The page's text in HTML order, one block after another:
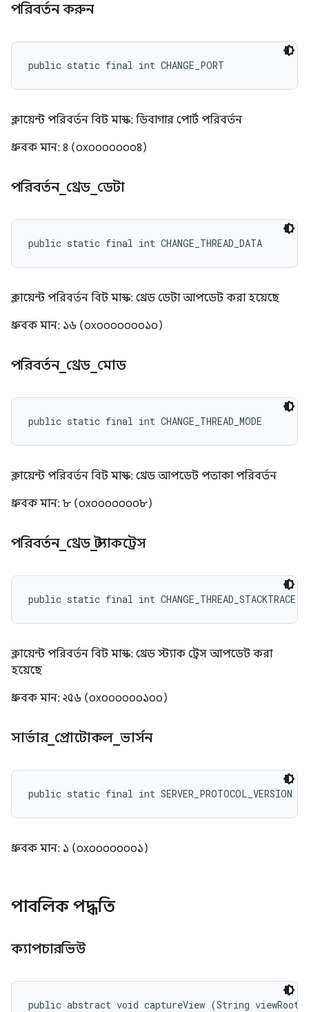
পরিবর্তন করুন
public static final int CHANGE_PORT
ক্লায়েন্ট পরিবর্তন বিট মাস্ক: ডিবাগার পোর্ট পরিবর্তন
ধ্রুবক মান: ৪ (০x০০০০০০০৪)
পরিবর্তন_ থ্রেড ডেটা
public static final int CHANGE_THREAD_DATA
ক্লায়েন্ট পরিবর্তন বিট মাস্ক: থ্রেড ডেটা আপডেট করা হয়েছে
ধ্রুবক মান: ১৬ (০x০০০০০০০১০)
পরিবর্তন_ থ্রেড মোড
public static final int CHANGE_THREAD_MODE
ক্লায়েন্ট পরিবর্তন বিট মাস্ক: থ্রেড আপডেট পতাকা পরিবর্তন
ধ্রুবক মান: ৮ (০x০০০০০০০৮)
পরিবর্তন_ থ্রেড _স্ট্যাকট্রেস
public static final int CHANGE_THREAD_STACKTRACE
ক্লায়েন্ট পরিবর্তন বিট মাস্ক: থ্রেড স্ট্যাক ট্রেস আপডেট করা
হয়েছে
ধ্রুবক মান: ২৫৬ (০x০০০০০০১০০)
সার্ভার_ প্রোটোকল_ ভার্সন
public static final int SERVER_PROTOCOL_VERSION
ধ্রুবক মান: ১ (০x০০০০০০০১)
পাবলিক পদ্ধতি
ক্যাপচারভিউ
public abstract void captureView (String